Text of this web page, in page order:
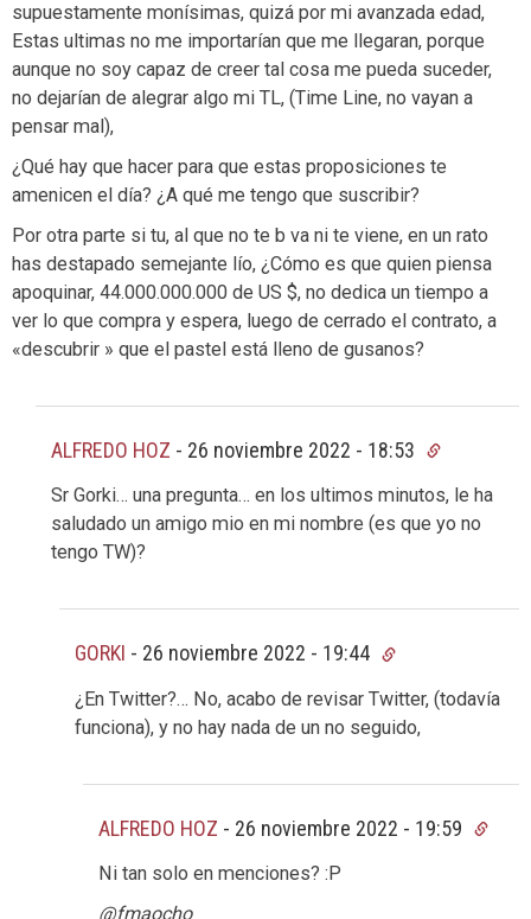
supuestamente monísimas, quizá por mi avanzada edad,
Estas ultimas no me importarían que me llegaran, porque
aunque no soy capaz de creer tal cosa me pueda suceder,
no dejarían de alegrar algo mi TL, (Time Line, no vayan a
pensar mal),
¿Qué hay que hacer para que estas proposiciones te
amenicen el día? ¿A qué me tengo que suscribir?
Por otra parte si tu, al que no te b va ni te viene, en un rato
has destapado semejante lío, ¿Cómo es que quien piensa
apoquinar, 44.000.000.000 de US $, no dedica un tiempo a
ver lo que compra y espera, luego de cerrado el contrato, a
«descubrir » que el pastel está lleno de gusanos?
ALFREDO HOZ - 26 noviembre 2022 - 18:53
Sr Gorki… una pregunta… en los ultimos minutos, le ha
saludado un amigo mio en mi nombre (es que yo no
tengo TW)?
GORKI - 26 noviembre 2022 - 19:44
¿En Twitter?… No, acabo de revisar Twitter, (todavía
funciona), y no hay nada de un no seguido,
ALFREDO HOZ - 26 noviembre 2022 - 19:59
Ni tan solo en menciones? :P
@fmaocho